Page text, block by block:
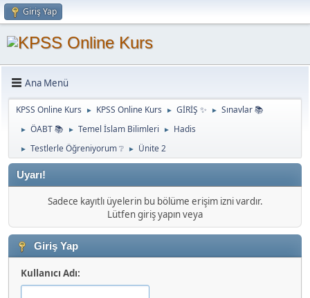
Giriş Yap
Ana Menü
KPSS Online Kurs ► KPSS Online Kurs ► GİRİŞ ✨ ► Sınavlar 📚
► ÖABT 📚 ► Temel İslam Bilimleri ► Hadis
► Testlerle Öğreniyorum ❔ ► Ünite 2
Uyarı!
Sadece kayıtlı üyelerin bu bölüme erişim izni vardır.
Lütfen giriş yapın veya
Giriş Yap
Kullanıcı Adı: